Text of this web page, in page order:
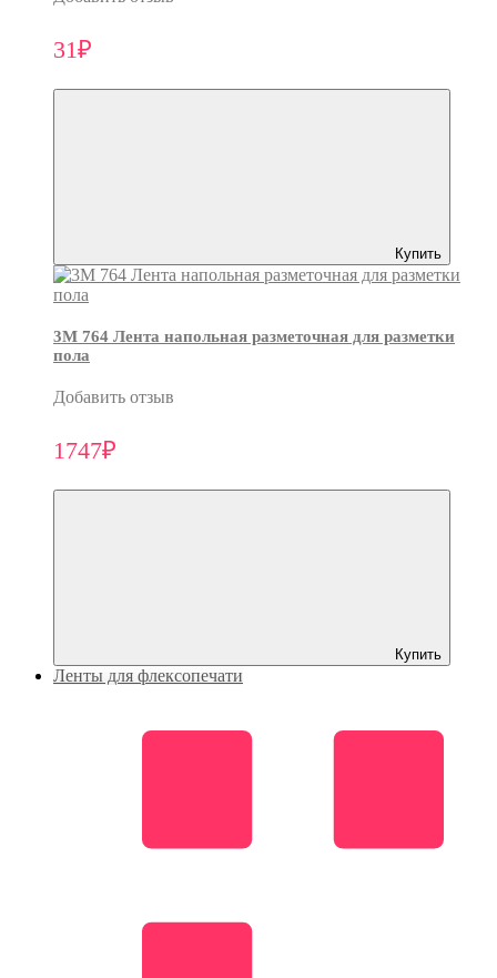
31₽
Купить
3M 764 Лента напольная разметочная для разметки
пола
Добавить отзыв
1747₽
Купить
Ленты для флексопечати